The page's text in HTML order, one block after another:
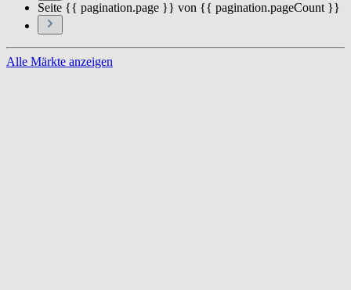
Seite {{ pagination.page }} von {{ pagination.pageCount }}
Alle Märkte anzeigen